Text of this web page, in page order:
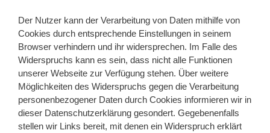
Der Nutzer kann der Verarbeitung von Daten mithilfe von
Cookies durch entsprechende Einstellungen in seinem
Browser verhindern und ihr widersprechen. Im Falle des
Widerspruchs kann es sein, dass nicht alle Funktionen
unserer Webseite zur Verfügung stehen. Über weitere
Möglichkeiten des Widerspruchs gegen die Verarbeitung
personenbezogener Daten durch Cookies informieren wir in
dieser Datenschutzerklärung gesondert. Gegebenenfalls
stellen wir Links bereit, mit denen ein Widerspruch erklärt